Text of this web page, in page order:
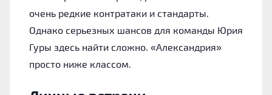
очень редкие контратаки и стандарты.
Однако серьезных шансов для команды Юрия
Гуры здесь найти сложно. «Александрия»
просто ниже классом.